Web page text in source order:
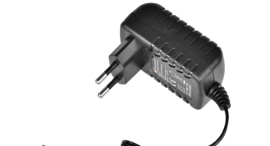
FLASHDISKY A PAMĚTI
REDUKCE - REGULÁTORY